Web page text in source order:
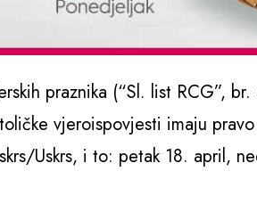
praznika (“Sl. list RCG”,
vjeroispovjesti imaju
Uskrs, i to: petak 18. april,